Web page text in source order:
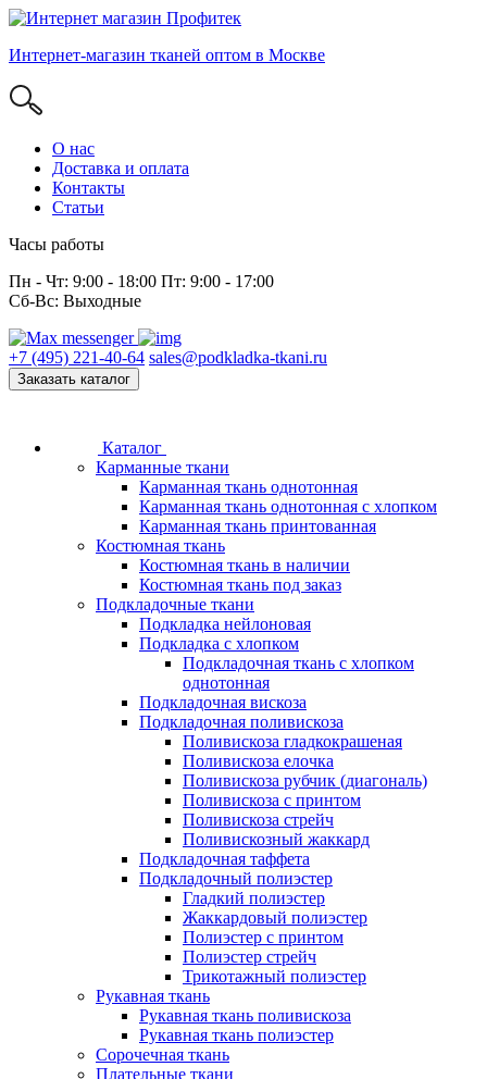
Интернет-магазин тканей оптом в Москве
О нас
Доставка и оплата
Контакты
Статьи
Часы работы
Пн - Чт: 9:00 - 18:00 Пт: 9:00 - 17:00
Сб-Вс: Выходные
+7 (495) 221-40-64 sales@podkladka-tkani.ru
Заказать каталог
Каталог
Карманные ткани
Карманная ткань однотонная
Карманная ткань однотонная с хлопком
Карманная ткань принтованная
Костюмная ткань
Костюмная ткань в наличии
Костюмная ткань под заказ
Подкладочные ткани
Подкладка нейлоновая
Подкладка с хлопком
Подкладочная ткань с хлопком
однотонная
Подкладочная вискоза
Подкладочная поливискоза
Поливискоза гладкокрашеная
Поливискоза елочка
Поливискоза рубчик (диагональ)
Поливискоза с принтом
Поливискоза стрейч
Поливискозный жаккард
Подкладочная таффета
Подкладочный полиэстер
Гладкий полиэстер
Жаккардовый полиэстер
Полиэстер с принтом
Полиэстер стрейч
Трикотажный полиэстер
Рукавная ткань
Рукавная ткань поливискоза
Рукавная ткань полиэстер
Сорочечная ткань
Плательные ткани